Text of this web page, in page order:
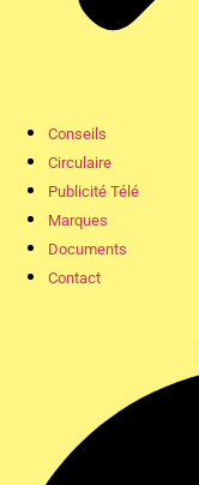
Conseils
Circulaire
Publicité Télé
Marques
Documents
Contact